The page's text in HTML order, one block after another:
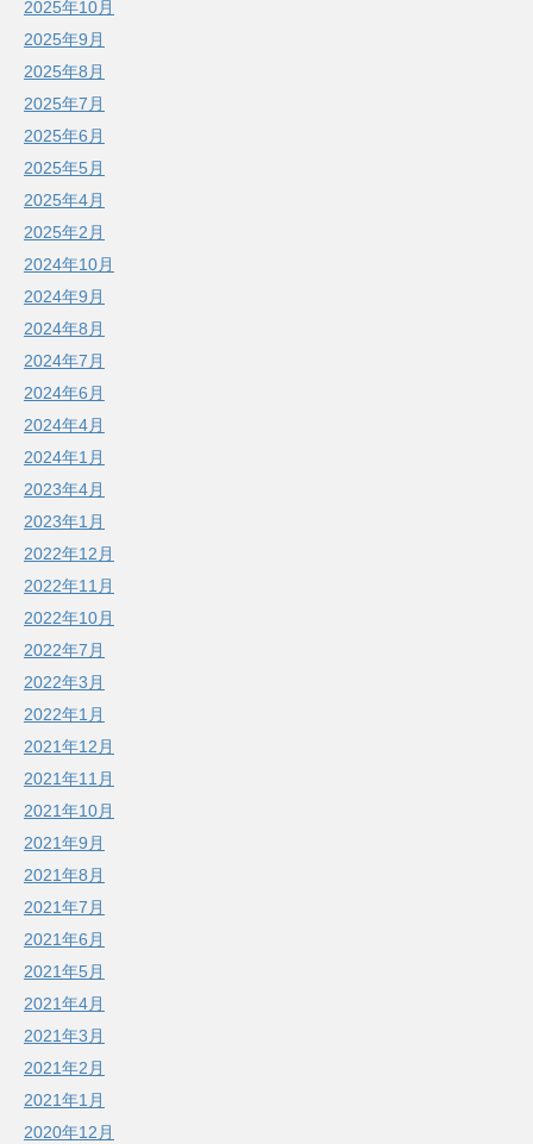
2025年10月
2025年9月
2025年8月
2025年7月
2025年6月
2025年5月
2025年4月
2025年2月
2024年10月
2024年9月
2024年8月
2024年7月
2024年6月
2024年4月
2024年1月
2023年4月
2023年1月
2022年12月
2022年11月
2022年10月
2022年7月
2022年3月
2022年1月
2021年12月
2021年11月
2021年10月
2021年9月
2021年8月
2021年7月
2021年6月
2021年5月
2021年4月
2021年3月
2021年2月
2021年1月
2020年12月